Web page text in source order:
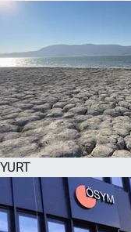
YURT